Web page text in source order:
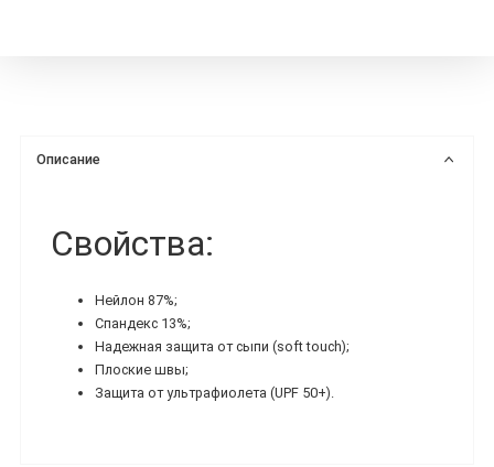
Описание
Свойства:
Нейлон 87%;
Спандекс 13%;
Надежная защита от сыпи (soft touch);
Плоские швы;
Защита от ультрафиолета (UPF 50+).